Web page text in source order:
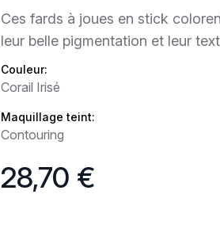
Ces fards à joues en stick
leur belle pigmentation et leur
Couleur:
Corail Irisé
Maquillage teint:
Contouring
28,70 €